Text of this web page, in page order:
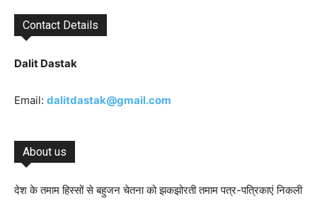
Contact Details
Dalit Dastak
Email: dalitdastak@gmail.com
About us
देश के तमाम हिस्सों से बहुजन चेतना को झकझोरती तमाम पत्र-पत्रिकाएं निकली